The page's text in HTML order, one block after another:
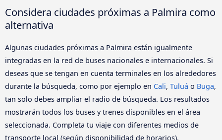
Considera ciudades próximas a Palmira como
alternativa
Algunas ciudades próximas a Palmira están igualmente
integradas en la red de buses nacionales e internacionales. Si
deseas que se tengan en cuenta terminales en los alrededores
durante la búsqueda, como por ejemplo en Cali, Tuluá o Buga,
tan solo debes ampliar el radio de búsqueda. Los resultados
mostrarán todos los buses y trenes disponibles en el área
seleccionada. Completa tu viaje con diferentes medios de
transporte local (según disponibilidad de horarios).